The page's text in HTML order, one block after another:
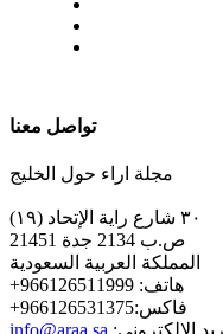
تواصل معنا
مجلة اراء حول الخليج
٣٠ شارع راية الإتحاد (١٩)
ص.ب 2134 جدة 21451
المملكة العربية السعودية
+هاتف: 966126511999
+فاكس:966126531375